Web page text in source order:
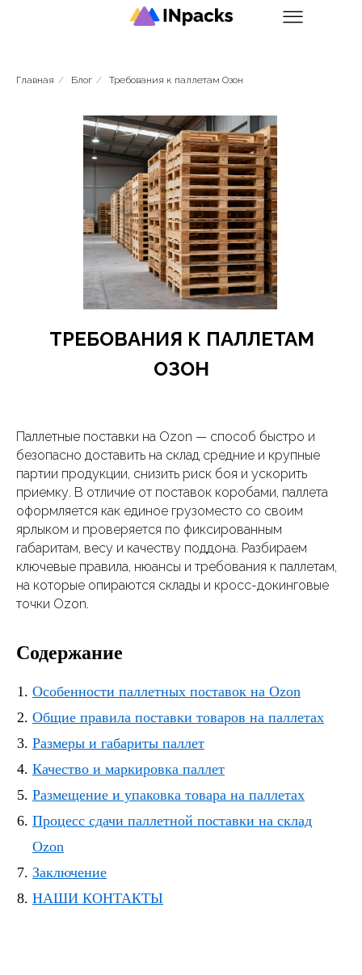
Главная / Блог / Требования к паллетам Озон
ТРЕБОВАНИЯ К ПАЛЛЕТАМ
ОЗОН
Паллетные поставки на Ozon — способ быстро и
безопасно доставить на склад средние и крупные
партии продукции, снизить риск боя и ускорить
приемку. В отличие от поставок коробами, паллета
оформляется как единое грузоместо со своим
ярлыком и проверяется по фиксированным
габаритам, весу и качеству поддона. Разбираем
ключевые правила, нюансы и требования к паллетам,
на которые опираются склады и кросс-докинговые
точки Ozon.
Содержание
Особенности паллетных поставок на Ozon
Общие правила поставки товаров на паллетах
Размеры и габариты паллет
Качество и маркировка паллет
Размещение и упаковка товара на паллетах
Процесс сдачи паллетной поставки на склад
Ozon
Заключение
НАШИ КОНТАКТЫ